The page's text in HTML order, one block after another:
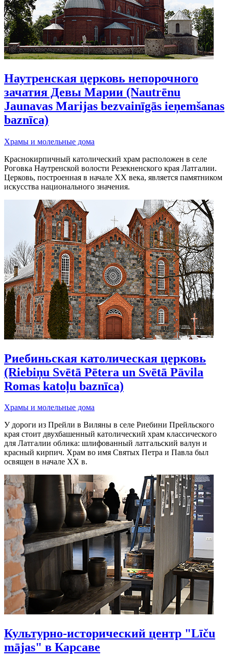
Наутренская церковь непорочного
зачатия Девы Марии (Nautrēnu
Jaunavas Marijas bezvainīgās ieņemšanas
baznīca)
Храмы и молельные дома
Краснокирпичный католический храм расположен в селе
Роговка Наутренской волости Резекненского края Латгалии.
Церковь, построенная в начале XX века, является памятником
искусства национального значения.
Риебиньская католическая церковь
(Riebiņu Svētā Pētera un Svētā Pāvila
Romas katoļu baznīca)
Храмы и молельные дома
У дороги из Прейли в Виляны в селе Риебини Прейльского
края стоит двухбашенный католический храм классического
для Латгалии облика: шлифованный латгальский валун и
красный кирпич. Храм во имя Святых Петра и Павла был
освящен в начале XX в.
Культурно-исторический центр "Līču
mājas" в Карсаве